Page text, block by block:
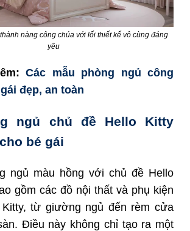
nàng công chúa với lối thiết kế vô cùng đáng
yêu
Các mẫu phòng ngủ công
đẹp, an toàn
ngủ chủ đề Hello Kitty
bé gái
ngủ màu hồng với chủ đề Hello
gồm các đồ nội thất và phụ kiện
từ giường ngủ đến rèm cửa
Điều này không chỉ tạo ra một